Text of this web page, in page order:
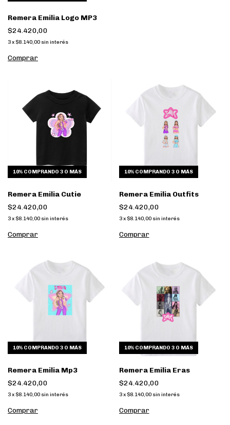
Remera Emilia Logo MP3
$24.420,00
3x $8.140,00 sin interés
Comprar
10% COMPRANDO 3 O MÁS
Remera Emilia Cutie
$24.420,00
3x $8.140,00 sin interés
Comprar
10% COMPRANDO 3 O MÁS
Remera Emilia Outfits
$24.420,00
3 x $8.140,00 sin interés
Comprar
10% COMPRANDO 3 O MÁS
Remera Emilia Mp3
$24.420,00
3x $8.140,00 sin interés
Comprar
10% COMPRANDO 3 O MÁS
Remera Emilia Eras
$24.420,00
3 x $8.140,00 sin interés
Comprar